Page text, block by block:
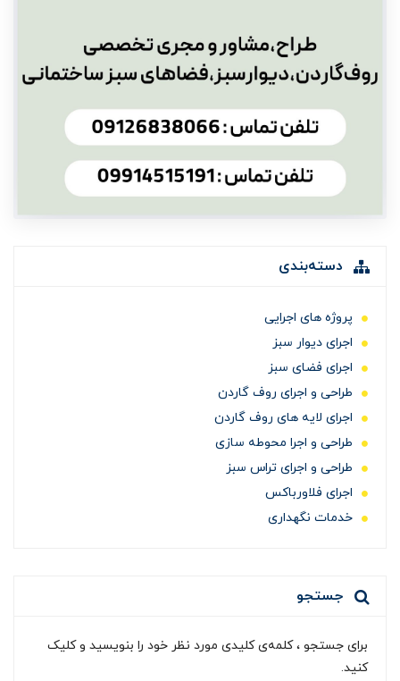
دسته‌بندی
پروژه های اجرایی
اجرای دیوار سبز
اجرای فضای سبز
طراحی و اجرای روف گاردن
اجرای لایه های روف گاردن
طراحی و اجرا محوطه سازی
طراحی و اجرای تراس سبز
اجرای فلاورباکس
خدمات نگهداری
جستجو
برای جستجو ، کلمه‌ی کلیدی مورد نظر خود را بنویسید و کلیک
کنید.